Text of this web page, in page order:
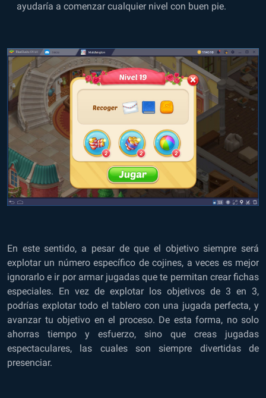
ayudaría a comenzar cualquier nivel con buen pie.
En este sentido, a pesar de que el objetivo siempre será
explotar un número específico de cojines, a veces es mejor
ignorarlo e ir por armar jugadas que te permitan crear fichas
especiales. En vez de explotar los objetivos de 3 en 3,
podrías explotar todo el tablero con una jugada perfecta, y
avanzar tu objetivo en el proceso. De esta forma, no solo
ahorras tiempo y esfuerzo, sino que creas jugadas
espectaculares, las cuales son siempre divertidas de
presenciar.